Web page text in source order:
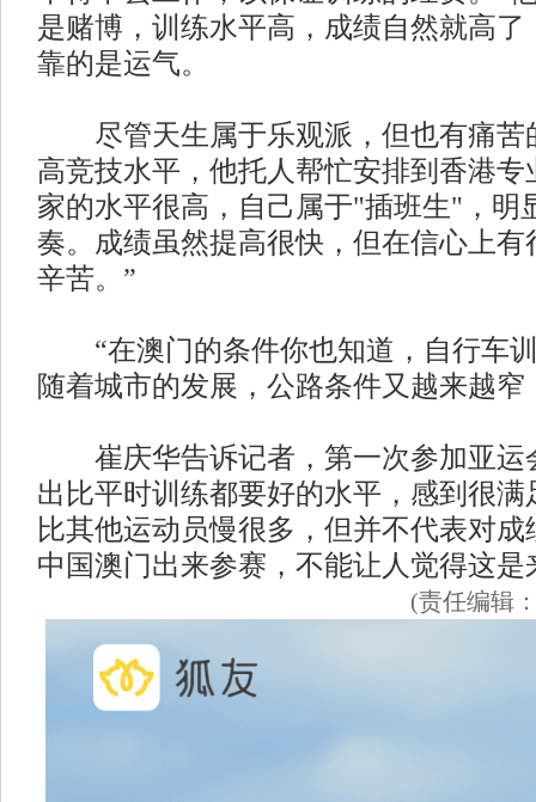
是赌博，训练水平高，成绩自然就高了
靠的是运气。
尽管天生属于乐观派，但也有痛苦
高竞技水平，他托人帮忙安排到香港专
家的水平很高，自己属于"插班生"，明
奏。成绩虽然提高很快，但在信心上有
辛苦。”
“在澳门的条件你也知道，自行车训
随着城市的发展，公路条件又越来越窄
崔庆华告诉记者，第一次参加亚运
出比平时训练都要好的水平，感到很满
比其他运动员慢很多，但并不代表对成
中国澳门出来参赛，不能让人觉得这是
(责任编辑